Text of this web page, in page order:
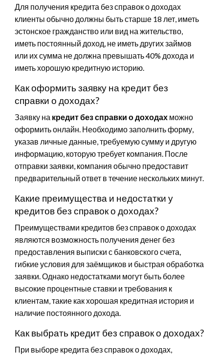
Для получения кредита без справок о доходах
клиенты обычно должны быть старше 18 лет, иметь
эстонское гражданство или вид на жительство,
иметь постоянный доход, не иметь других займов
или их сумма не должна превышать 40% дохода и
иметь хорошую кредитную историю.
Как оформить заявку на кредит без
справки о доходах?
Заявку на кредит без справки о доходах можно
оформить онлайн. Необходимо заполнить форму,
указав личные данные, требуемую сумму и другую
информацию, которую требует компания. После
отправки заявки, компания обычно предоставит
предварительный ответ в течение нескольких минут.
Какие преимущества и недостатки у
кредитов без справок о доходах?
Преимуществами кредитов без справок о доходах
являются возможность получения денег без
предоставления выписки с банковского счета,
гибкие условия для заёмщиков и быстрая обработка
заявки. Однако недостатками могут быть более
высокие процентные ставки и требования к
клиентам, такие как хорошая кредитная история и
наличие постоянного дохода.
Как выбрать кредит без справок о доходах?
При выборе кредита без справок о доходах,